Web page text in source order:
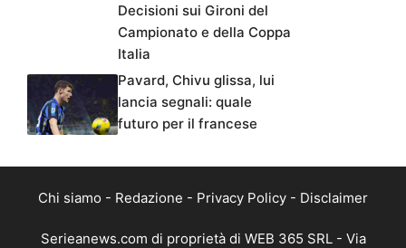
Decisioni sui Gironi del
Campionato e della Coppa
Italia
Pavard, Chivu glissa, lui
lancia segnali: quale
futuro per il francese
Chi siamo - Redazione - Privacy Policy - Disclaimer
Serieanews.com di proprietà di WEB 365 SRL - Via